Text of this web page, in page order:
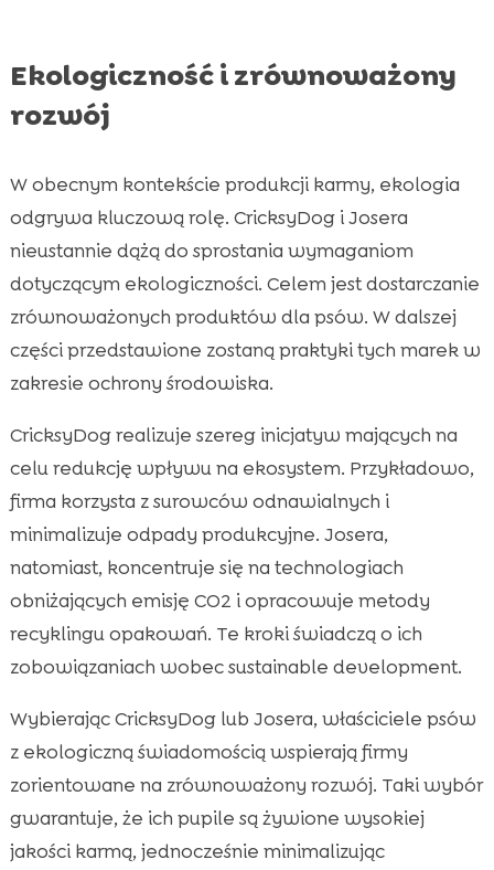
Ekologiczność i zrównoważony
rozwój
W obecnym kontekście produkcji karmy, ekologia
odgrywa kluczową rolę. CricksyDog i Josera
nieustannie dążą do sprostania wymaganiom
dotyczącym ekologiczności. Celem jest dostarczanie
zrównoważonych produktów dla psów. W dalszej
części przedstawione zostaną praktyki tych marek w
zakresie ochrony środowiska.
CricksyDog realizuje szereg inicjatyw mających na
celu redukcję wpływu na ekosystem. Przykładowo,
firma korzysta z surowców odnawialnych i
minimalizuje odpady produkcyjne. Josera,
natomiast, koncentruje się na technologiach
obniżających emisję CO2 i opracowuje metody
recyklingu opakowań. Te kroki świadczą o ich
zobowiązaniach wobec sustainable development.
Wybierając CricksyDog lub Josera, właściciele psów
z ekologiczną świadomością wspierają firmy
zorientowane na zrównoważony rozwój. Taki wybór
gwarantuje, że ich pupile są żywione wysokiej
jakości karmą, jednocześnie minimalizując